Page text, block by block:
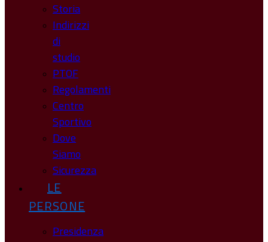
Storia
Indirizzi
di
studio
PTOF
Regolamenti
Centro
Sportivo
Dove
Siamo
Sicurezza
LE
PERSONE
Presidenza